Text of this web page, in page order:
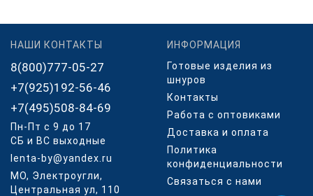
НАШИ КОНТАКТЫ
8(800)777-05-27
+7(925)192-56-46
+7(495)508-84-69
Пн-Пт с 9 до 17
СБ и ВС выходные
lenta-by@yandex.ru
МО, Электроугли,
Центральная ул, 110
ИНФОРМАЦИЯ
Готовые изделия из
шнуров
Контакты
Работа с оптовиками
Доставка и оплата
Политика
конфиденциальности
Связаться с нами